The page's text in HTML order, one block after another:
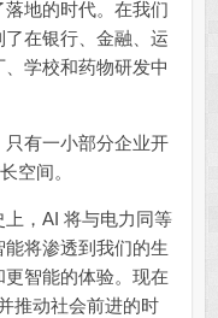
地的时代。在我们
在银行、金融、运
学校和药物研发中
有一小部分企业开
空间。
，AI 将与电力同等
将渗透到我们的生
智能的体验。现在
推动社会前进的时